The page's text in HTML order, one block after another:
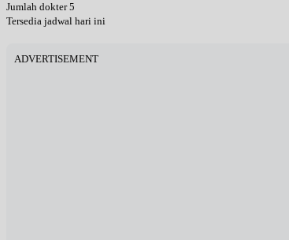
Jumlah dokter 5
Tersedia jadwal hari ini
ADVERTISEMENT